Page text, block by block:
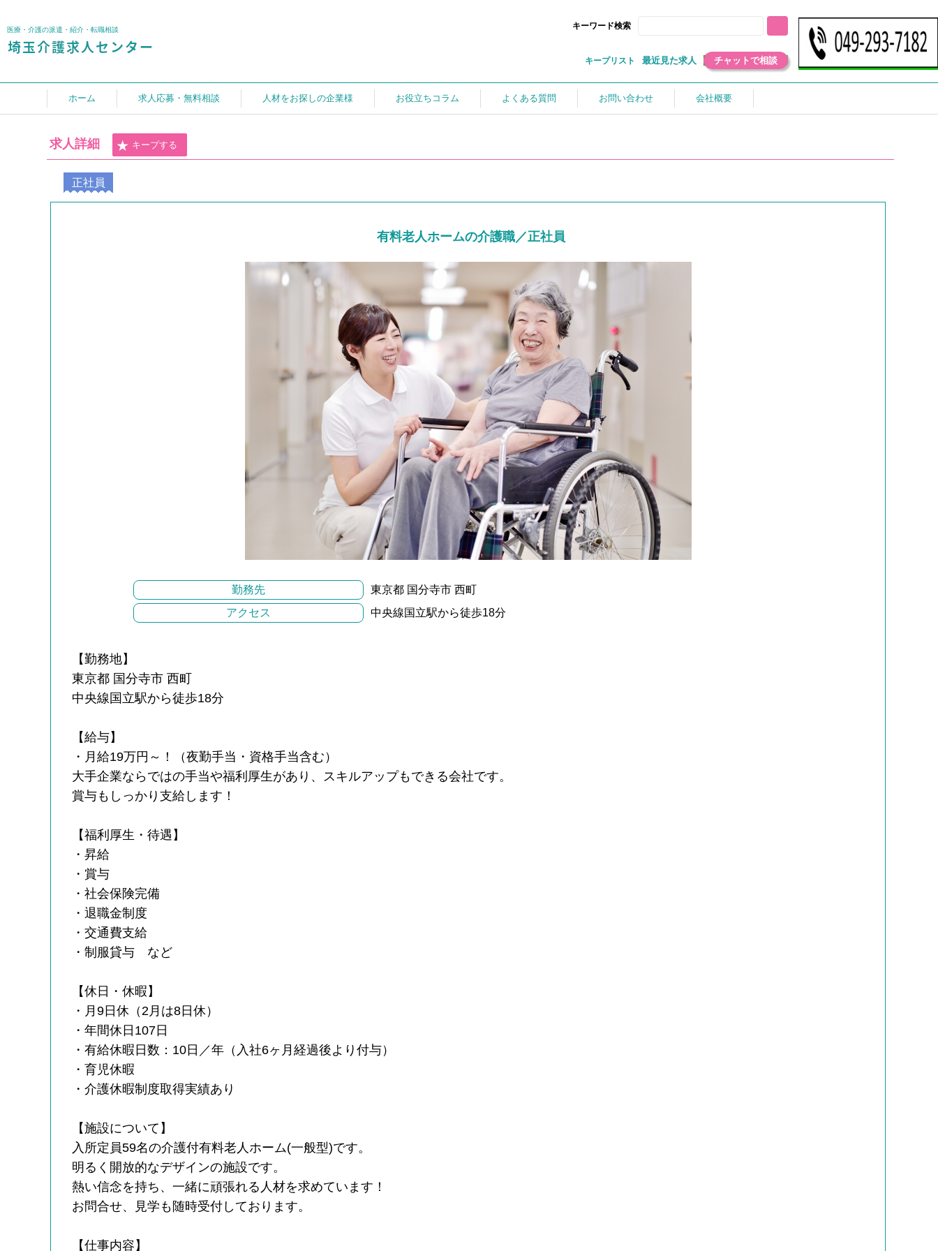
医療・介護の派遣・紹介・転職相談 キーワード検索
キープリスト 最近見た求人 チャットで相談
ホーム 求人応募・無料相談 人材をお探しの企業様 お役立ちコラム よくある質問 お問い合わせ 会社概要
求人詳細 キープする
正社員
有料老人ホームの介護職／正社員
勤務先
東京都 国分寺市 西町
アクセス
中央線国立駅から徒歩18分
【勤務地】
東京都 国分寺市 西町
中央線国立駅から徒歩18分
【給与】
・月給19万円～！（夜勤手当・資格手当含む）
大手企業ならではの手当や福利厚生があり、スキルアップもできる会社です。
賞与もしっかり支給します！
【福利厚生・待遇】
・昇給
・賞与
・社会保険完備
・退職金制度
・交通費支給
・制服貸与 など
【休日・休暇】
・月9日休（2月は8日休）
・年間休日107日
・有給休暇日数：10日／年（入社6ヶ月経過後より付与）
・育児休暇
・介護休暇制度取得実績あり
【施設について】
入所定員59名の介護付有料老人ホーム(一般型)です。
明るく開放的なデザインの施設です。
熱い信念を持ち、一緒に頑張れる人材を求めています！
お問合せ、見学も随時受付しております。
【仕事内容】